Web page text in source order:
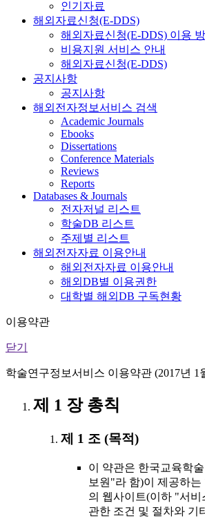
인기자료
해외자료신청(E-DDS)
해외자료신청(E-DDS) 이용
비용지원 서비스 안내
해외자료신청(E-DDS)
공지사항
공지사항
해외전자정보서비스 검색
Academic Journals
Ebooks
Dissertations
Conference Materials
Reviews
Reports
Databases & Journals
전자저널 리스트
학술DB 리스트
주제별 리스트
해외전자자료 이용안내
해외전자자료 이용안내
해외DB별 이용권한
대학별 해외DB 구독현황
이용약관
닫기
학술연구정보서비스 이용약관 (2017년 1
제 1 장 총칙
제 1 조 (목적)
이 약관은 한국교육학
보원"라 함)이 제공하
의 웹사이트(이하 "서비
관한 조건 및 절차와 기